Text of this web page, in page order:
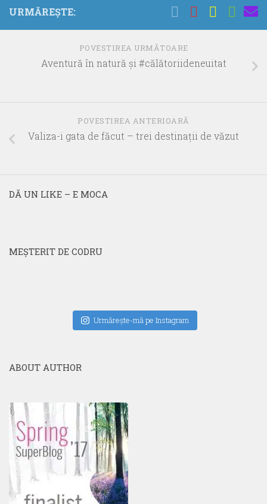
URMĂREȘTE:
POVESTIREA URMĂTOARE
Aventură în natură şi #călătoriideneuitat
POVESTIREA ANTERIOARĂ
Valiza-i gata de făcut – trei destinaţii de văzut
DĂ UN LIKE – E MOCA
MEŞTERIT DE CODRU
Urmăreşte-mă pe Instagram
ABOUT AUTHOR